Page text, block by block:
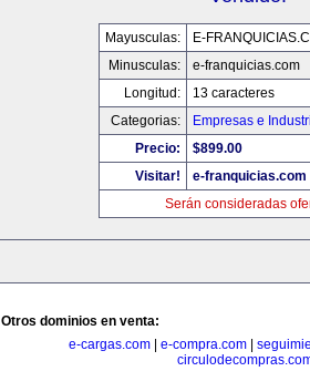
Mayusculas:
E-
Minusculas:
e-franquicias.com
Longitud:
13 caracteres
Categorias:
Empresas e
Precio:
$899.00
Visitar!
e-franquicias.com
Serán consideradas
Otros dominios en venta:
e-cargas.com| e-compra.com|